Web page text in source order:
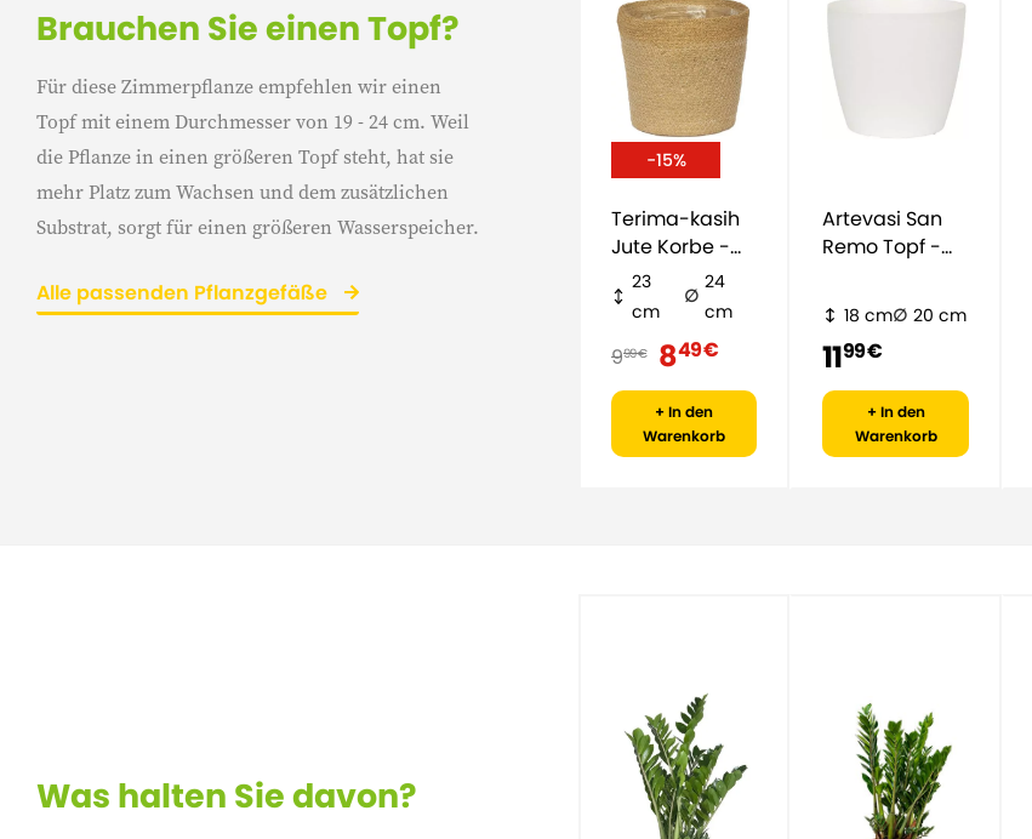
Brauchen Sie einen Topf?
Für diese Zimmerpflanze empfehlen wir einen
Topf mit einem Durchmesser von 19 - 24 cm. Weil
die Pflanze in einen größeren Topf steht, hat sie
mehr Platz zum Wachsen und dem zusätzlichen
Substrat, sorgt für einen größeren Wasserspeicher.
Alle passenden Pflanzgefäße
-15%
Terima-kasih
Jute Korbe -
natürlich
23
cm
24
cm
999 € 849 €
+ In den
Warenkorb
Artevasi San
Remo Topf -
18 cm 20 cm
1199 €
+ In den
Warenkorb
Was halten Sie davon?